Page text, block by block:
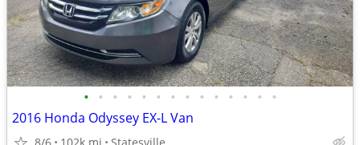
• • • • • • • • • • • • • •
2016 Honda Odyssey EX-L Van